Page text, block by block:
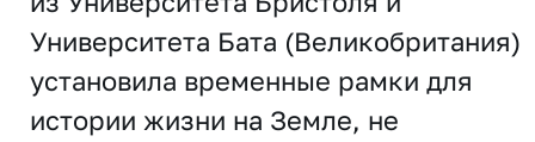
Университета Бата (Великобритания)
установила временные рамки для
истории жизни на Земле, не